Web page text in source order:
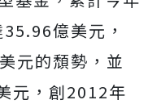
億美元，
元的頹勢，並
元，創2012年